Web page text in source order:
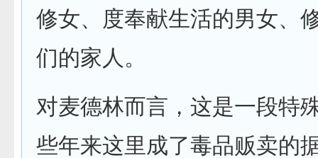
修女、度奉献生活的男女、
们的家人。
对麦德林而言，这是一段特
些年来这里成了毒品贩卖的